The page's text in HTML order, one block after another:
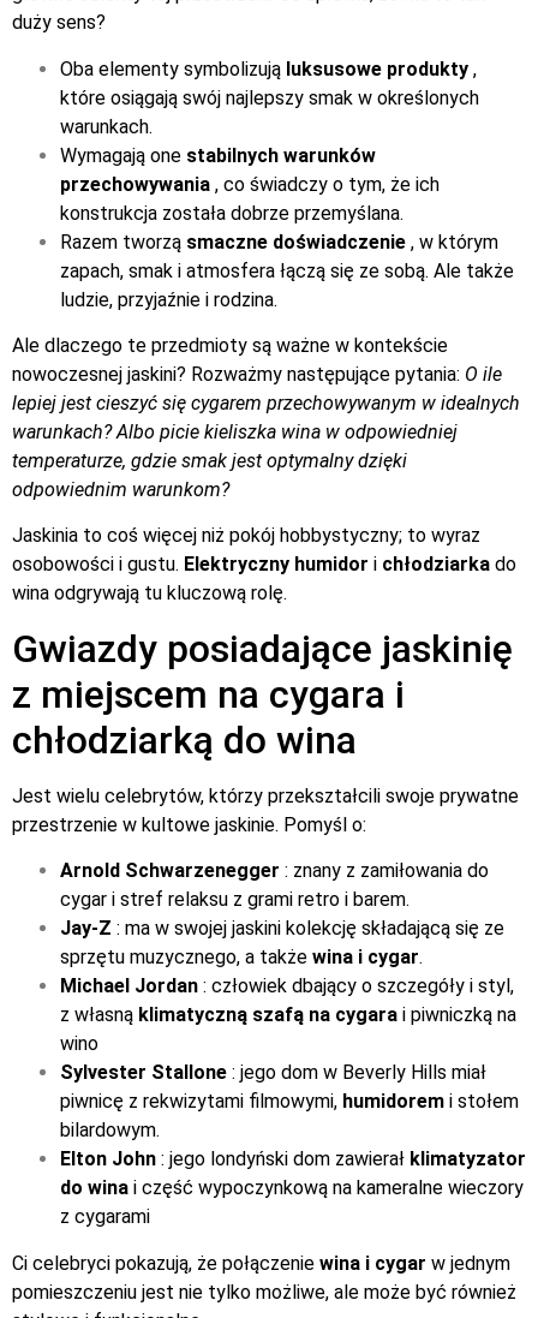
duży sens?
Oba elementy symbolizują luksusowe produkty ,
które osiągają swój najlepszy smak w określonych
warunkach.
Wymagają one stabilnych warunków
przechowywania , co świadczy o tym, że ich
konstrukcja została dobrze przemyślana.
Razem tworzą smaczne doświadczenie , w którym
zapach, smak i atmosfera łączą się ze sobą. Ale także
ludzie, przyjaźnie i rodzina.
Ale dlaczego te przedmioty są ważne w kontekście
nowoczesnej jaskini? Rozważmy następujące pytania: O ile
lepiej jest cieszyć się cygarem przechowywanym w idealnych
warunkach? Albo picie kieliszka wina w odpowiedniej
temperaturze, gdzie smak jest optymalny dzięki
odpowiednim warunkom?
Jaskinia to coś więcej niż pokój hobbystyczny; to wyraz
osobowości i gustu. Elektryczny humidor i chłodziarka do
wina odgrywają tu kluczową rolę.
Gwiazdy posiadające jaskinię
z miejscem na cygara i
chłodziarką do wina
Jest wielu celebrytów, którzy przekształcili swoje prywatne
przestrzenie w kultowe jaskinie. Pomyśl o:
Arnold Schwarzenegger : znany z zamiłowania do
cygar i stref relaksu z grami retro i barem.
Jay-Z : ma w swojej jaskini kolekcję składającą się ze
sprzętu muzycznego, a także wina i cygar.
Michael Jordan : człowiek dbający o szczegóły i styl,
z własną klimatyczną szafą na cygara i piwniczką na
wino
Sylvester Stallone : jego dom w Beverly Hills miał
piwnicę z rekwizytami filmowymi, humidorem i stołem
bilardowym.
Elton John : jego londyński dom zawierał klimatyzator
do wina i część wypoczynkową na kameralne wieczory
z cygarami
Ci celebryci pokazują, że połączenie wina i cygar w jednym
pomieszczeniu jest nie tylko możliwe, ale może być również